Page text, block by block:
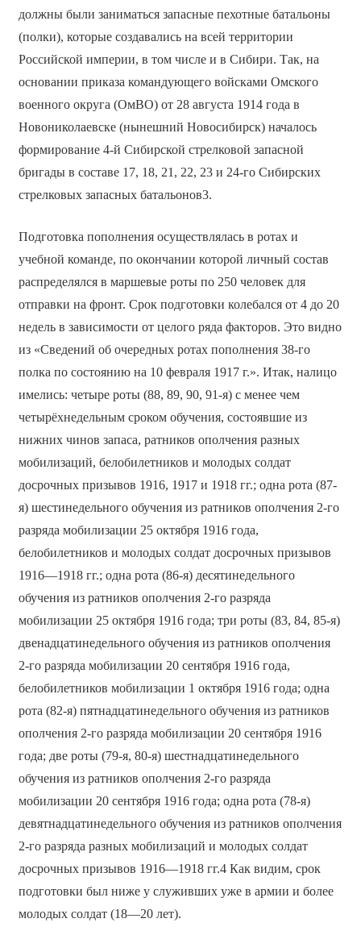
должны были заниматься запасные пехотные батальоны
(полки), которые создавались на всей территории
Российской империи, в том числе и в Сибири. Так, на
основании приказа командующего войсками Омского
военного округа (ОмВО) от 28 августа 1914 года в
Новониколаевске (нынешний Новосибирск) началось
формирование 4-й Сибирской стрелковой запасной
бригады в составе 17, 18, 21, 22, 23 и 24-го Сибирских
стрелковых запасных батальонов3.
Подготовка пополнения осуществлялась в ротах и
учебной команде, по окончании которой личный состав
распределялся в маршевые роты по 250 человек для
отправки на фронт. Срок подготовки колебался от 4 до 20
недель в зависимости от целого ряда факторов. Это видно
из «Сведений об очередных ротах пополнения 38-го
полка по состоянию на 10 февраля 1917 г.». Итак, налицо
имелись: четыре роты (88, 89, 90, 91-я) с менее чем
четырёхнедельным сроком обучения, состоявшие из
нижних чинов запаса, ратников ополчения разных
мобилизаций, белобилетников и молодых солдат
досрочных призывов 1916, 1917 и 1918 гг.; одна рота (87-
я) шестинедельного обучения из ратников ополчения 2-го
разряда мобилизации 25 октября 1916 года,
белобилетников и молодых солдат досрочных призывов
1916—1918 гг.; одна рота (86-я) десятинедельного
обучения из ратников ополчения 2-го разряда
мобилизации 25 октября 1916 года; три роты (83, 84, 85-я)
двенадцатинедельного обучения из ратников ополчения
2-го разряда мобилизации 20 сентября 1916 года,
белобилетников мобилизации 1 октября 1916 года; одна
рота (82-я) пятнадцатинедельного обучения из ратников
ополчения 2-го разряда мобилизации 20 сентября 1916
года; две роты (79-я, 80-я) шестнадцатинедельного
обучения из ратников ополчения 2-го разряда
мобилизации 20 сентября 1916 года; одна рота (78-я)
девятнадцатинедельного обучения из ратников ополчения
2-го разряда разных мобилизаций и молодых солдат
досрочных призывов 1916—1918 гг.4 Как видим, срок
подготовки был ниже у служивших уже в армии и более
молодых солдат (18—20 лет).